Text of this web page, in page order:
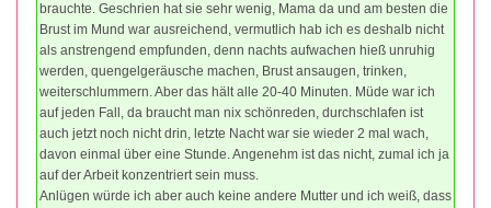
brauchte. Geschrien hat sie sehr wenig, Mama da und am besten die
Brust im Mund war ausreichend, vermutlich hab ich es deshalb nicht
als anstrengend empfunden, denn nachts aufwachen hieß unruhig
werden, quengelgeräusche machen, Brust ansaugen, trinken,
weiterschlummern. Aber das hält alle 20-40 Minuten. Müde war ich
auf jeden Fall, da braucht man nix schönreden, durchschlafen ist
auch jetzt noch nicht drin, letzte Nacht war sie wieder 2 mal wach,
davon einmal über eine Stunde. Angenehm ist das nicht, zumal ich ja
auf der Arbeit konzentriert sein muss.
Anlügen würde ich aber auch keine andere Mutter und ich weiß, dass